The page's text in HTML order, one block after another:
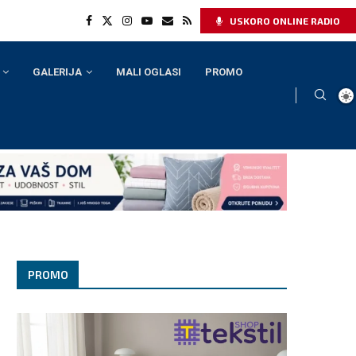
USKORO ONLINE RADIO
GALERIJA MALI OGLASI PROMO
PROMO